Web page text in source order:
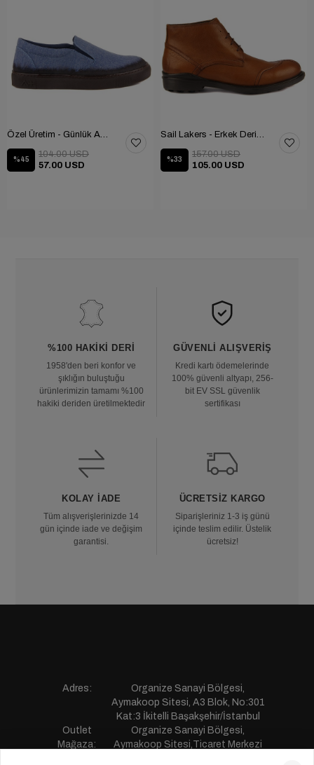
%45
57.00 USD
104.00 USD
%33
105.00 USD
157.00 USD
%100 HAKIKI DERI
1958'den beri konfor ve
şıklığın buluştuğu
ürünlerimizin tamamı %100
hakiki deriden üretilmektedir
GÜVENLI ALIŞVERIŞ
Kredi kartı ödemelerinde
100% güvenli altyapı, 256-
bit EV SSL güvenlik
sertifikası
KOLAY İADE
Tüm alışverişlerinizde 14
gün içinde iade ve değişim
garantisi.
ÜCRETSIZ KARGO
Siparişleriniz 1-3 iş günü
içinde teslim edilir. Üstelik
ücretsiz!
Adres:
Organize Sanayi Bölgesi,
Aymakoop Sitesi, A3 Blok, No:301
Kat:3 İkitelli Başakşehir/İstanbul
Outlet
Mağaza:
Organize Sanayi Bölgesi,
Aymakoop Sitesi,Ticaret Merkezi